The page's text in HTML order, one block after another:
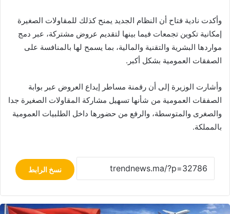
وأكدت نادية فتاح أن النظام الجديد يمنح كذلك للمقاولات الصغيرة
إمكانية تكوين تجمعات فيما بينها لتقديم عروض مشتركة، عبر دمج
مواردها البشرية والتقنية والمالية، بما يسمح لها بالمنافسة على
الصفقات العمومية بشكل أكبر.
وأشارت الوزيرة إلى أن رقمنة مساطر إيداع العروض عبر بوابة
الصفقات العمومية من شأنها تسهيل مشاركة المقاولات الصغيرة جدا
والصغرى والمتوسطة، والرفع من حضورها داخل الطلبيات العمومية
بالمملكة.
نسخ الرابط